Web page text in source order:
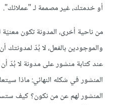
أو خدمتك، غير مصممة لـ "عملائك".
من ناحية أخرى، المدونة تكون معنيّة
والموجودين بالفعل، لا بُدّ لمدونتك
عند كتابة منشور على مدونة لا بُدّ
المنشور في شكله النهائي: ماذا
المنشور لهم عن من نكون؟ كيف